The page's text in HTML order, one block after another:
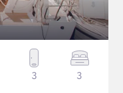
3 3